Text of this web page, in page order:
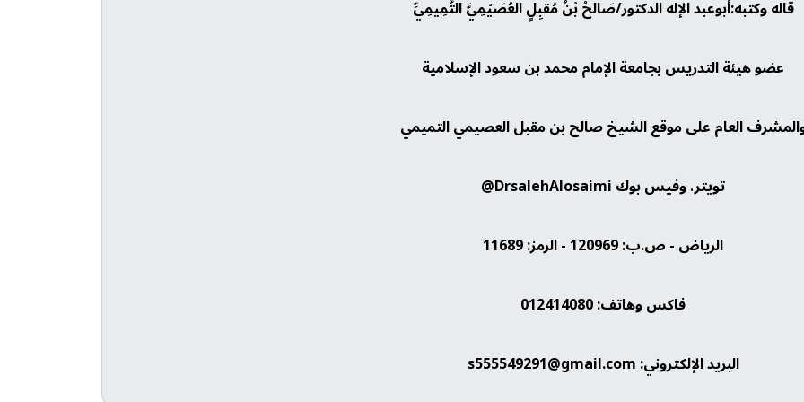
قاله وكتبه:أبوعبد الإله الدكتور/صَالحُ بْنُ مُقبِلٍ العُصَيْمِيَّ التَّمِيمِيِّ
عضو هيئة التدريس بجامعة الإمام محمد بن سعود الإسلامية
العام على موقع الشيخ صالح بن مقبل العصيمي التميمي
تويتر، وفيس بوك DrsalehAlosaimi@
الرياض - ص.ب: 120969 - الرمز: 11689
فاكس وهاتف: 012414080
البريد الإلكتروني: s555549291@gmail.com